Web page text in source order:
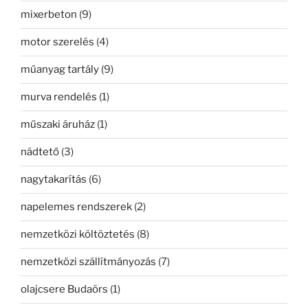
mixerbeton (9)
motor szerelés (4)
műanyag tartály (9)
murva rendelés (1)
műszaki áruház (1)
nádtető (3)
nagytakarítás (6)
napelemes rendszerek (2)
nemzetközi költöztetés (8)
nemzetközi szállítmányozás (7)
olajcsere Budaörs (1)